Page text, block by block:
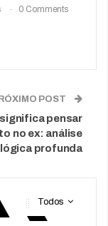
0 Comments
POST
significa pensar
no ex: análise
profunda
Todos